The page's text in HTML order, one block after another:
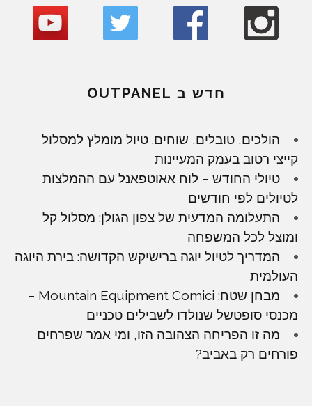
חדש ב OUTPANEL
הולכים, טובלים, שוחים. טיול מומלץ למסלול
קייצי רטוב בעמק המעיינות
טיולי החודש – לוח אאוטפאנל עם ההמלצות
לטיולים לפי חודשים
התעלומה המדעית של צפון הגולן: מסלול קל
ומוצל לכל המשפחה
המדריך לטיול יוגה ברישיקש הקדושה: בירת היוגה
העולמית
מבחן שטח: Mountain Equipment Comici –
מכנסי סופטשל שנולדו לשבילים טכניים
מה זו הפריחה הצהובה הזו, ומי אמר שפרחים
פורחים רק באביב?